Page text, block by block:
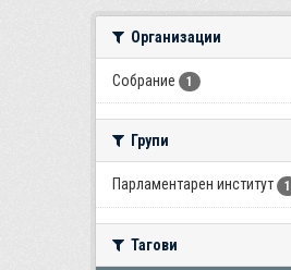
Организации
Собрание 1
Групи
Парламентарен институт 1
Тагови